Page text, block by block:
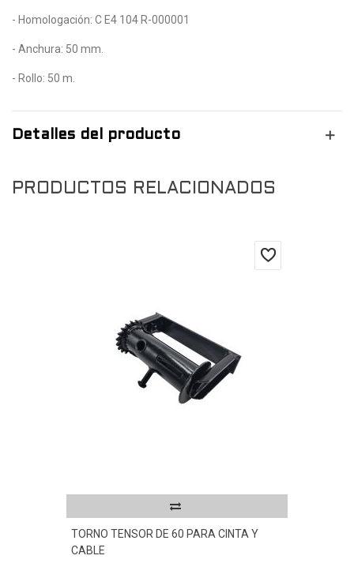
- Homologación: C E4 104 R-000001
- Anchura: 50 mm.
- Rollo: 50 m.
Detalles del producto
PRODUCTOS RELACIONADOS
TORNO TENSOR DE 60 PARA CINTA Y
CABLE